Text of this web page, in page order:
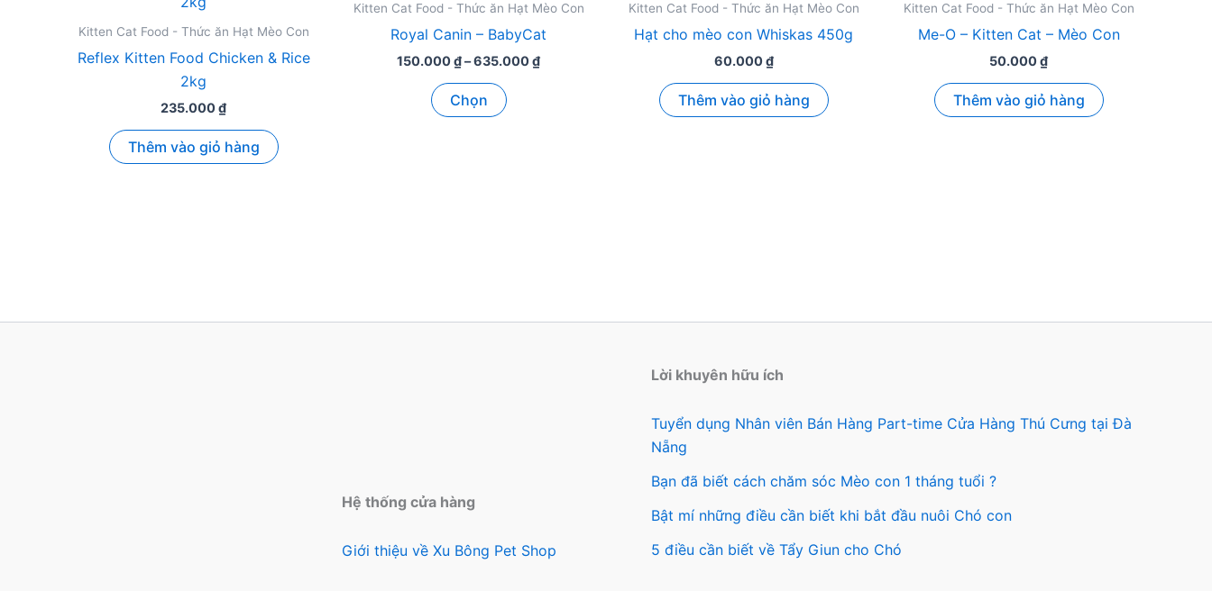
Kitten Cat Food - Thức ăn Hạt Mèo Con
Reflex Kitten Food Chicken & Rice
2kg
235.000₫
Thêm vào giỏ hàng
Kitten Cat Food - Thức ăn Hạt Mèo Con
Royal Canin – BabyCat
150.000₫–635.000₫Khoảng
Chọn
phẩm
có
Kitten Cat Food - Thức ăn Hạt Mèo Con
Hạt cho mèo con Whiskas 450g
60.000₫
Thêm vào giỏ hàng
Kitten Cat Food - Thức ăn Hạt Mèo Con
Me-O – Kitten Cat – Mèo Con
50.000₫
Thêm vào giỏ hàng
Hệ thống cửa hàng
Giới thiệu về Xu Bông Pet Shop
Lời khuyên hữu ích
Tuyển dụng Nhân viên Bán Hàng Part-time Cửa Hàng Thú Cưng tại Đà
Nẵng
Bạn đã biết cách chăm sóc Mèo con 1 tháng tuổi ?
Bật mí những điều cần biết khi bắt đầu nuôi Chó con
5 điều cần biết về Tẩy Giun cho Chó